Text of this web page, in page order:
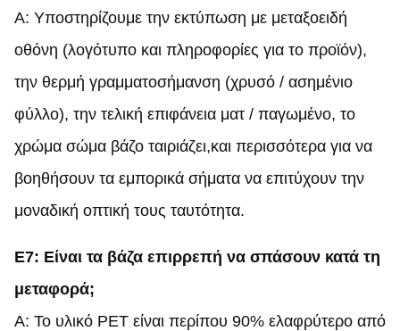
Α: Υποστηρίζουμε την εκτύπωση με μεταξοειδή
οθόνη (λογότυπο και πληροφορίες για το προϊόν),
την θερμή γραμματοσήμανση (χρυσό / ασημένιο
φύλλο), την τελική επιφάνεια ματ / παγωμένο, το
χρώμα σώμα βάζο ταιριάζει,και περισσότερα για να
βοηθήσουν τα εμπορικά σήματα να επιτύχουν την
μοναδική οπτική τους ταυτότητα.
Ε7: Είναι τα βάζα επιρρεπή να σπάσουν κατά τη
μεταφορά;
Α: Το υλικό PET είναι περίπου 90% ελαφρύτερο από